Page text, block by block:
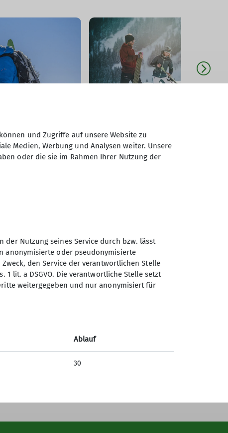
Sektion Günzburg des
Deutschen Alpenvereins e.V.
Jahnstraße 4a
89312 Günzburg
und Zugriffe auf unsere Website zu
Medien, Werbung und Analysen weiter. Unsere
oder die sie im Rahmen Ihrer Nutzung der
Nutzung seines Service durch bzw. lässt
anonymisierte oder pseudonymisierte
den Service der verantwortlichen Stelle
lit. a DSGVO. Die verantwortliche Stelle setzt
weitergegeben und nur anonymisiert für
Ablauf
30